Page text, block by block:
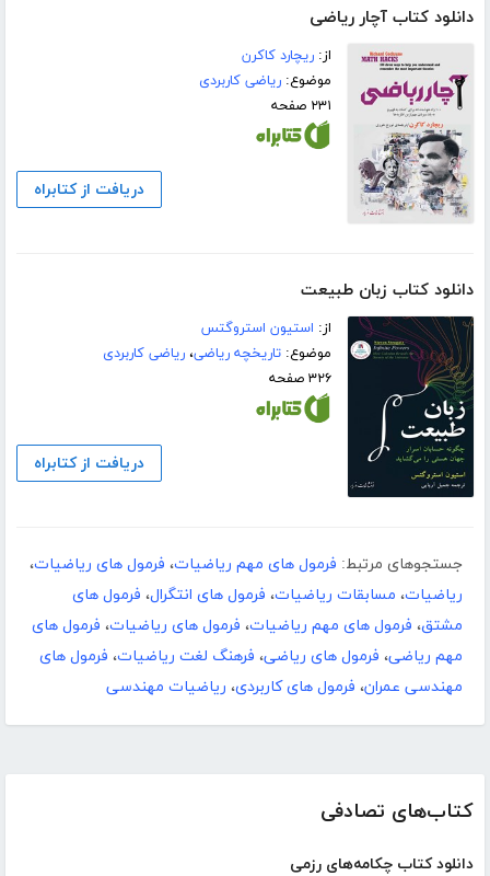
کتاب‌های تصادفی
دانلود کتاب چکامه‌های رزمی
دانلود کتاب آچار ریاضی
از:ریچارد کاکرن
موضوع:ریاضی کاربردی
۲۳۱ صفحه
دریافت از کتابراه
دانلود کتاب زبان طبیعت
از: استیون استروگتس
موضوع:تاریخچه ریاضی،ریاضی کاربردی
۳۲۶ صفحه
دریافت از کتابراه
جستجوهای مرتبط: فرمول های مهم ریاضیات، فرمول های ریاضیات،
ریاضیات، مسابقات ریاضیات، فرمول های انتگرال، فرمول های
مشتق، فرمول های مهم ریاضیات، فرمول های ریاضیات، فرمول های
مهم ریاضی، فرمول های ریاضی، فرهنگ لغت ریاضیات، فرمول های
مهندسی عمران، فرمول های کاربردی، ریاضیات مهندسی